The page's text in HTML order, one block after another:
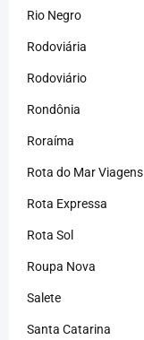
Rio Negro
Rodoviária
Rodoviário
Rondônia
Roraíma
Rota do Mar Viagens
Rota Expressa
Rota Sol
Roupa Nova
Salete
Santa Catarina